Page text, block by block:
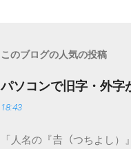
このブログの人気の投稿
パソコンで旧字・外字
18:43
「人名の『𠮷（つちよし